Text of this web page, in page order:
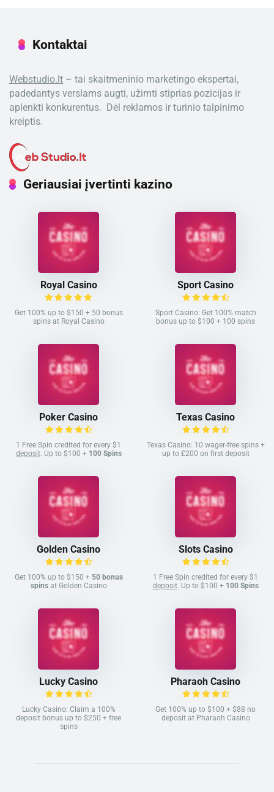
Kontaktai
Webstudio.lt – tai skaitmeninio marketingo ekspertai,
padedantys verslams augti, užimti stiprias pozicijas ir
aplenkti konkurentus. Dėl reklamos ir turinio talpinimo
kreiptis.
Geriausiai įvertinti kazino
Royal Casino
Get 100% up to $150 + 50 bonus
spins at Royal Casino
Sport Casino
Sport Casino: Get 100% match
bonus up to $100 + 100 spins
Poker Casino
1 Free Spin credited for every $1
deposit. Up to $100 + 100 Spins
Texas Casino
Texas Casino: 10 wager-free spins +
up to £200 on first deposit
Golden Casino
Get 100% up to $150 + 50 bonus
spinsat Golden Casino
Slots Casino
1 Free Spin credited for every $1
deposit. Up to $100 + 100 Spins
Lucky Casino
Lucky Casino: Claim a 100%
deposit bonus up to $250 + free
spins
Pharaoh Casino
Get 100% up to $100 + $88 no
deposit at Pharaoh Casino